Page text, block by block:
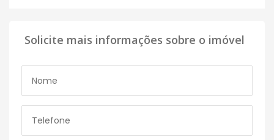
Solicite mais informações sobre o imóvel